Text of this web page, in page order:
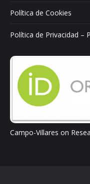
Política de Cookies
Política de Privacidad –
Campo-Villares on